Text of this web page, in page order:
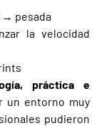
→ pesada
la velocidad
práctica e
un entorno muy
pudieron